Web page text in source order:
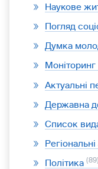
Наукове
Погляд
Думка
Актуальні
Державна
Список
Політика 89